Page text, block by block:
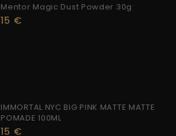
Mentor Magic Dust Powder 30g
15 €
IMMORTAL NYC BIG PINK MATTE MATTE
POMADE 100ML
15 €